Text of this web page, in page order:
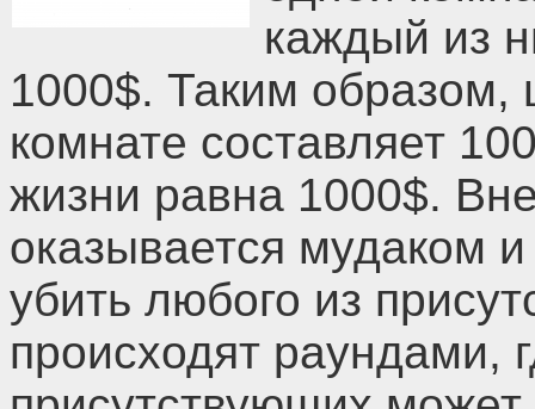
каждый из
1000$. Таким образом,
комнате составляет
жизни равна 1000$.
оказывается мудаком и
убить любого из
происходят раундами,